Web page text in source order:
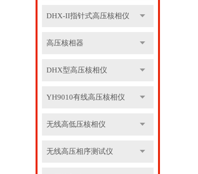
DHX-II指针式高压核相仪
高压核相器
DHX型高压核相仪
YH9010有线高压核相仪
无线高低压核相仪
无线高压相序测试仪